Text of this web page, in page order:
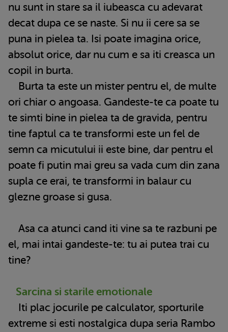
nu sunt in stare sa il iubeasca cu adevarat
decat dupa ce se naste. Si nu ii cere sa se
puna in pielea ta. Isi poate imagina orice,
absolut orice, dar nu cum e sa iti creasca un
copil in burta.
Burta ta este un mister pentru el, de multe
ori chiar o angoasa. Gandeste-te ca poate tu
te simti bine in pielea ta de gravida, pentru
tine faptul ca te transformi este un fel de
semn ca micutului ii este bine, dar pentru el
poate fi putin mai greu sa vada cum din zana
supla ce erai, te transformi in balaur cu
glezne groase si gusa.
Asa ca atunci cand iti vine sa te razbuni pe
el, mai intai gandeste-te: tu ai putea trai cu
tine?
Sarcina si starile emotionale
Iti plac jocurile pe calculator, sporturile
extreme si esti nostalgica dupa seria Rambo